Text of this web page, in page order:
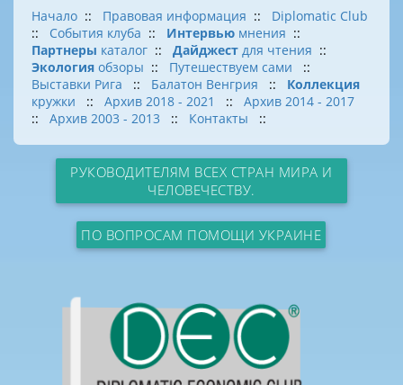
Начало :: Правовая информация :: Diplomatic Club
:: События клуба :: Интервью мнения ::
Партнеры каталог :: Дайджест для чтения ::
Экология обзоры :: Путешествуем сами
::
Выставки Рига
:: Балатон Венгрия :: Коллекция
кружки
:: Архив 2018 - 2021 :: Архив 2014 - 2017
:: Архив 2003 - 2013 :: Контакты ::
РУКОВОДИТЕЛЯМ ВСЕХ СТРАН МИРА И
ЧЕЛОВЕЧЕСТВУ.
ПО ВОПРОСАМ ПОМОЩИ УКРАИНЕ